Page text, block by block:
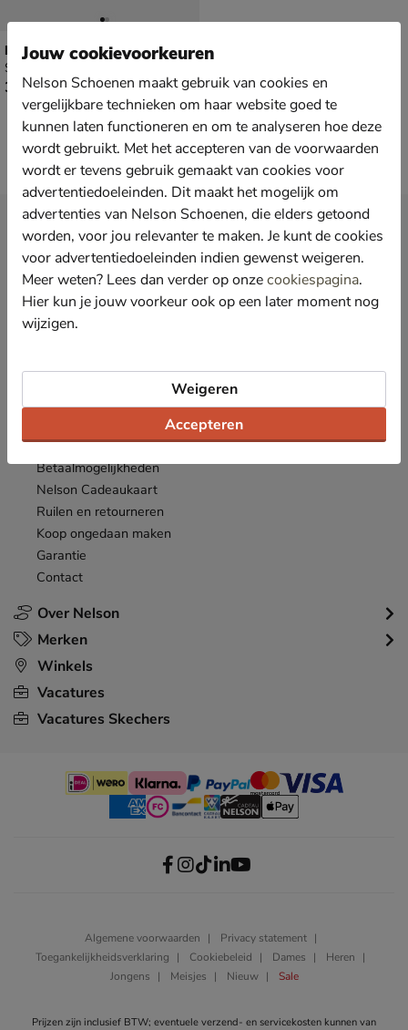
Ilse Jacobsen Cheerful
Slippers - bruin
€ 39,99
39 ,99
Over Nelson
Bestellen
Betaalmogelijkheden
Nelson Cadeaukaart
Ruilen en retourneren
Koop ongedaan maken
Garantie
Contact
Merken
Winkels
Vacatures
Vacatures Skechers
Nieuwsbrief
Ontvang € 10,- welkomstkorting*
en blijf op de hoogte van leuke
acties en aanbiedingen!
E-mailadres Inschrijven
Algemene voorwaarden
Privacy statement
Toegankelijkheidsverklaring
Cookiebeleid Dames
Heren
Jongens
Meisjes Nieuw Sale
Prijzen zijn inclusief BTW; eventuele verzend- en servicekosten kunnen van
Jouw cookievoorkeuren
Nelson Schoenen maakt gebruik van cookies en
vergelijkbare technieken om haar website goed te
kunnen laten functioneren en om te analyseren hoe deze
wordt gebruikt. Met het accepteren van de voorwaarden
wordt er tevens gebruik gemaakt van cookies voor
advertentiedoeleinden. Dit maakt het mogelijk om
advertenties van Nelson Schoenen, die elders getoond
worden, voor jou relevanter te maken. Je kunt de cookies
voor advertentiedoeleinden indien gewenst weigeren.
Meer weten? Lees dan verder op onzecookiespagina.
Hier kun je jouw voorkeur ook op een later moment nog
wijzigen.
Accepteren
Weigeren